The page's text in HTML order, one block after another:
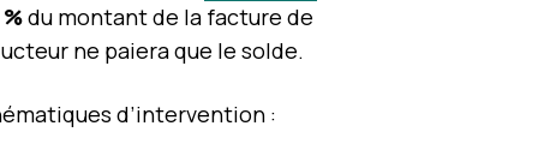
du montant de la facture de
ne paiera que le solde.
d’intervention :